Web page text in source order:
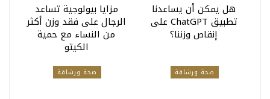
هل يمكن أن يساعدنا
تطبيق ChatGPT على
إنقاص وزننا؟
مزايا بيولوجية تساعد
الرجال على فقد وزن أكثر
من النساء مع حمية
الكيتو
صحة ورشاقة صحة ورشاقة